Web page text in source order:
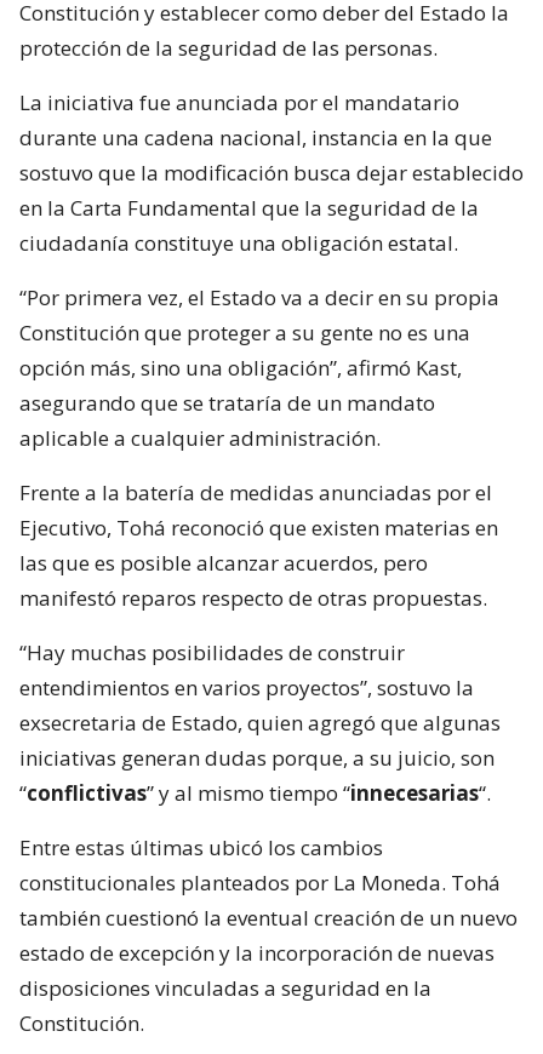
Constitución y establecer como deber del Estado la
protección de la seguridad de las personas.
La iniciativa fue anunciada por el mandatario
durante una cadena nacional, instancia en la que
sostuvo que la modificación busca dejar establecido
en la Carta Fundamental que la seguridad de la
ciudadanía constituye una obligación estatal.
“Por primera vez, el Estado va a decir en su propia
Constitución que proteger a su gente no es una
opción más, sino una obligación”, afirmó Kast,
asegurando que se trataría de un mandato
aplicable a cualquier administración.
Frente a la batería de medidas anunciadas por el
Ejecutivo, Tohá reconoció que existen materias en
las que es posible alcanzar acuerdos, pero
manifestó reparos respecto de otras propuestas.
“Hay muchas posibilidades de construir
entendimientos en varios proyectos”, sostuvo la
exsecretaria de Estado, quien agregó que algunas
iniciativas generan dudas porque, a su juicio, son
“conflictivas” y al mismo tiempo “innecesarias“.
Entre estas últimas ubicó los cambios
constitucionales planteados por La Moneda. Tohá
también cuestionó la eventual creación de un nuevo
estado de excepción y la incorporación de nuevas
disposiciones vinculadas a seguridad en la
Constitución.